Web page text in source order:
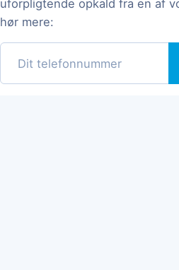
uforpligtende opkald fra en af
hør mere: